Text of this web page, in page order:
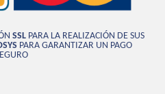
SSL PARA LA REALIZACIÓN DE SUS
PARA GARANTIZAR UN PAGO